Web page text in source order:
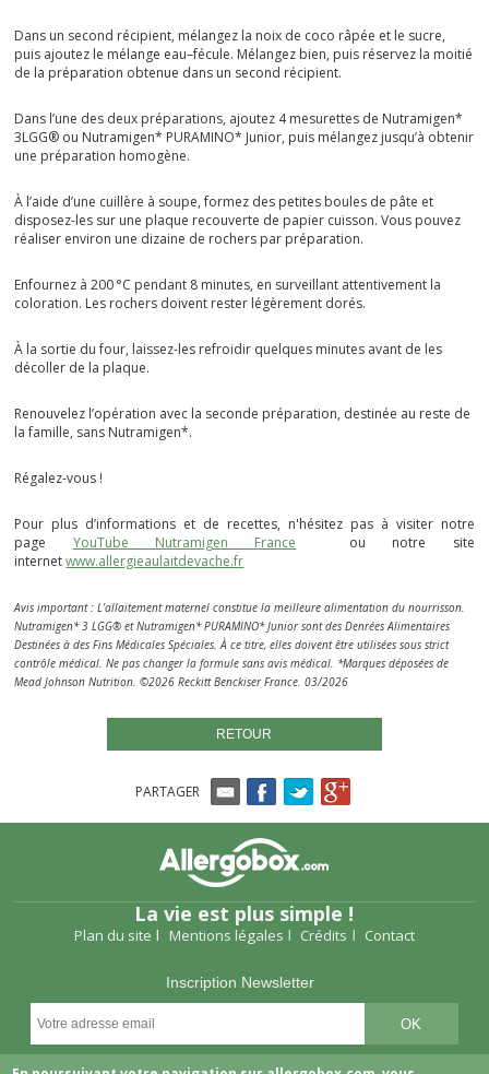
Dans un second récipient, mélangez la noix de coco râpée et le sucre,
puis ajoutez le mélange eau–fécule. Mélangez bien, puis réservez la moitié
de la préparation obtenue dans un second récipient.
Dans l’une des deux préparations, ajoutez 4 mesurettes de Nutramigen*
3LGG® ou Nutramigen* PURAMINO* Junior, puis mélangez jusqu’à obtenir
une préparation homogène.
À l’aide d’une cuillère à soupe, formez des petites boules de pâte et
disposez-les sur une plaque recouverte de papier cuisson. Vous pouvez
réaliser environ une dizaine de rochers par préparation.
Enfournez à 200 °C pendant 8 minutes, en surveillant attentivement la
coloration. Les rochers doivent rester légèrement dorés.
À la sortie du four, laissez-les refroidir quelques minutes avant de les
décoller de la plaque.
Renouvelez l’opération avec la seconde préparation, destinée au reste de
la famille, sans Nutramigen*.
Régalez-vous !
Pour plus d’informations et de recettes, n'hésitez pas à visiter notre
page YouTube Nutramigen France ou notre site
internetwww.allergieaulaitdevache.fr
Avis important : L’allaitement maternel constitue la meilleure alimentation du nourrisson.
Nutramigen* 3 LGG® et Nutramigen* PURAMINO* Junior sont des Denrées Alimentaires
Destinées à des Fins Médicales Spéciales. À ce titre, elles doivent être utilisées sous strict
contrôle médical. Ne pas changer la formule sans avis médical. ​*Marques déposées de
Mead Johnson Nutrition. ©2026 Reckitt Benckiser France. 03/2026
RETOUR
PARTAGER
La vie est plus simple !
Plan du site Mentions légales Crédits Contact
Inscription Newsletter